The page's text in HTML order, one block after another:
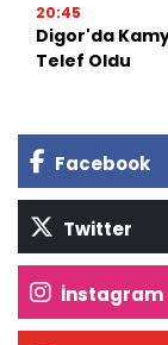
20:45
Digor'da
Telef Oldu
Facebook
Twitter
İnstagram